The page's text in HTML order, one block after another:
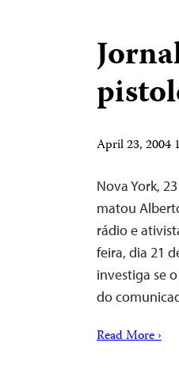
April 23, 2004
Nova York,
matou
rádio e
feira, dia 21
investiga se
do
Read More ›